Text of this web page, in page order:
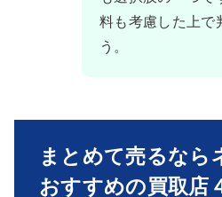
料も考慮した上で
う。
まとめて売るなら
おすすめの買取店